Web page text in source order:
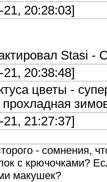
21, 20:28:03]
Stasi -
21, 20:38:48]
цветы -
прохладная
21, 21:27:37]
- сомнения,
с крючочками?
макушек?